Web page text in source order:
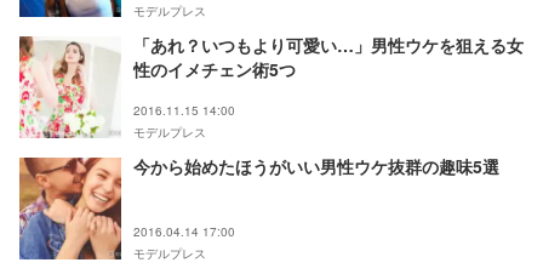
モデルプレス
「あれ？いつもより可愛い…」男性ウケを狙える女
性のイメチェン術5つ
2016.11.15 14:00
モデルプレス
今から始めたほうがいい男性ウケ抜群の趣味5選
2016.04.14 17:00
モデルプレス